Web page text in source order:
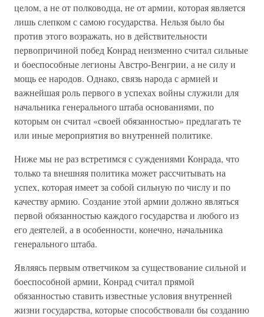
целом, а не от полководца, не от армии, которая является
лишь слепком с самою государства. Нельзя было бы
против этого возражать, но в действительности
первопричиной побед Конрад неизменно считал сильные
и боеспособные легионы Австро-Венгрии, а не силу и
мощь ее народов. Однако, связь народа с армией и
важнейшая роль первого в успехах войны служили для
начальника генерального штаба основаниями, по
которым он считал «своей обязанностью» предлагать те
или иные мероприятия во внутренней политике.
Ниже мы не раз встретимся с суждениями Конрада, что
только та внешняя политика может рассчитывать на
успех, которая имеет за собой сильную по числу и по
качеству армию. Создание этой армии должно являться
первой обязанностью каждого государства и любого из
его деятелей, а в особенности, конечно, начальника
генерального штаба.
Являясь первым ответчиком за существование сильной и
боеспособной армии, Конрад считал прямой
обязанностью ставить известные условия внутренней
жизни государства, которые способствовали бы созданию